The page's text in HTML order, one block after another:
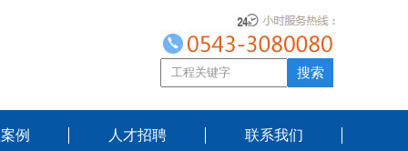
例 人才招聘 联系我们